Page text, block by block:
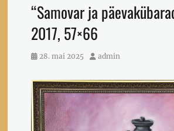
“Samovar ja
2017, 57×66
Posted
28. mai 2025 Author
admin